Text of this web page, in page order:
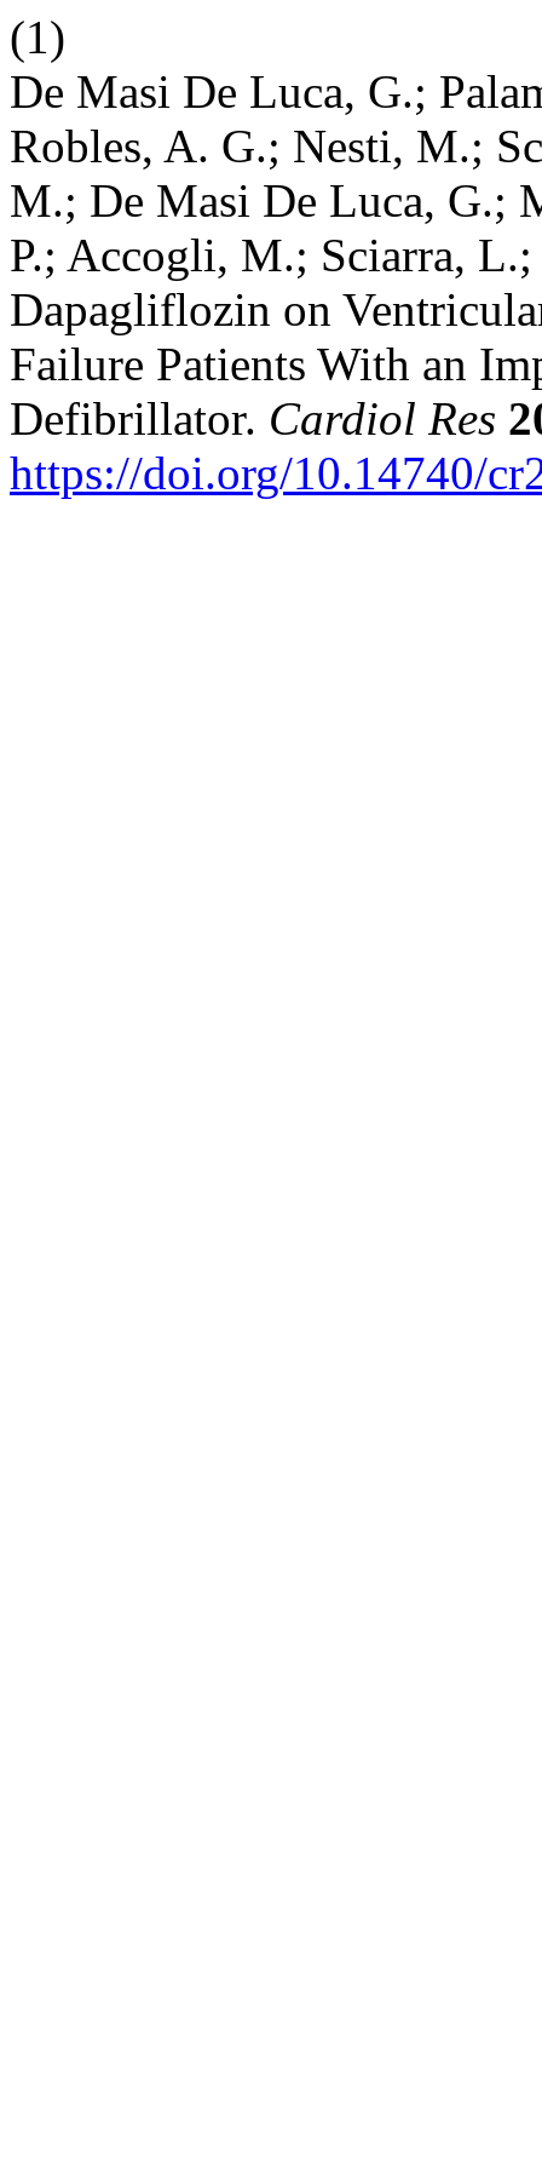
(1)
De Masi De Luca, G.;
Robles, A. G.; Nesti, M.;
M.; De Masi De Luca, G.;
P.; Accogli, M.; Sciarra,
Dapagliflozin on
Failure Patients With an
Defibrillator. Cardiol Res
https://doi.org/10.14740/